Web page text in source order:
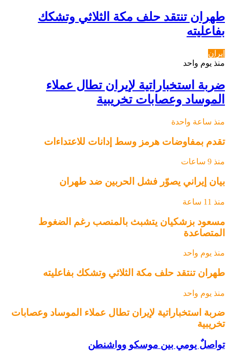
طهران تنتقد حلف مكة الثلاثي وتشكك
بفاعليته
ايران
منذ يوم واحد
ضربة استخباراتية لإيران تطال عملاء
الموساد وعصابات تخريبية
منذ ساعة واحدة
تقدم بمفاوضات هرمز وسط إدانات للاعتداءات
منذ 9 ساعات
بيان إيراني يصوّر فشل الحربين ضد طهران
منذ 11 ساعة
مسعود بزشكيان يتشبث بالمنصب رغم الضغوط
المتصاعدة
منذ يوم واحد
طهران تنتقد حلف مكة الثلاثي وتشكك بفاعليته
منذ يوم واحد
ضربة استخباراتية لإيران تطال عملاء الموساد وعصابات
تخريبية
تواصلٌ يومي بين موسكو وواشنطن